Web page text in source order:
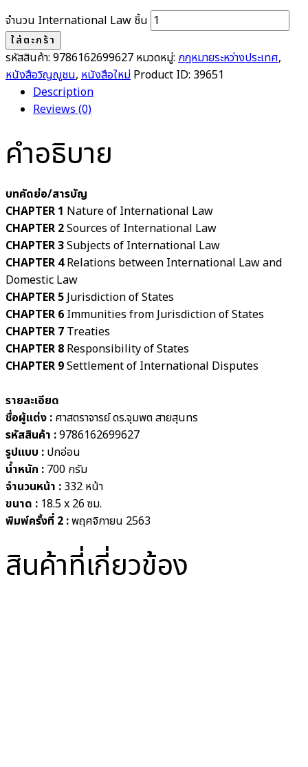
จำนวน International Law ชิ้น
ใส่ตะกร้า
รหัสสินค้า: 9786162699627 หมวดหมู่: กฎหมายระหว่างประเทศ,
หนังสือวิญญูชน, หนังสือใหม่ Product ID: 39651
Description
Reviews (0)
คำอธิบาย
บทคัดย่อ/สารบัญ
CHAPTER 1 Nature of International Law
CHAPTER 2Sources of International Law
CHAPTER 3Subjects of International Law
CHAPTER 4Relations between International Law and
Domestic Law
CHAPTER 5 Jurisdiction of States
CHAPTER 6 Immunities from Jurisdiction of States
CHAPTER 7 Treaties
CHAPTER 8 Responsibility of States
CHAPTER 9Settlement of International Disputes
รายละเอียด
ชื่อผู้แต่ง : ศาสตราจารย์ ดร.จุมพต สายสุนทร
รหัสสินค้า :9786162699627
รูปแบบ : ปกอ่อน
น้ำหนัก : 700 กรัม
จำนวนหน้า : 332 หน้า
ขนาด : 18.5 x 26 ซม.
พิมพ์ครั้งที่ 2 :พฤศจิกายน 2563
สินค้าที่เกี่ยวข้อง